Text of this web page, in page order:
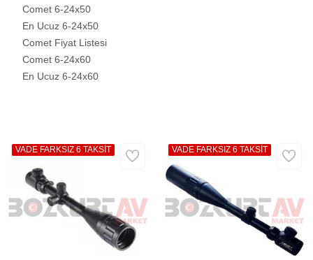
Comet 6-24x50
En Ucuz 6-24x50
Comet Fiyat Listesi
Comet 6-24x60
En Ucuz 6-24x60
VADE FARKSIZ 6 TAKSİT VADE FARKSIZ 6 TAKSİT